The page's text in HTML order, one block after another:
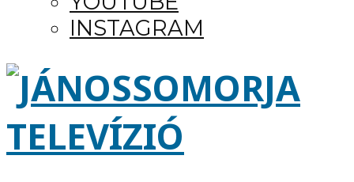
INSTAGRAM